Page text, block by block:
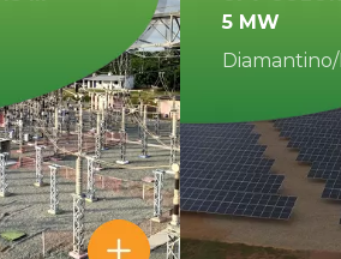
5 MW